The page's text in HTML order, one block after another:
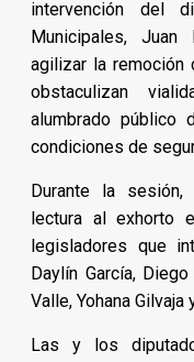
intervención del
Municipales, Juan
agilizar la remoción
obstaculizan
alumbrado público
condiciones de
Durante la
lectura al exhorto
legisladores que
Daylín García,
Valle, Yohana Gilvaja
Las y los